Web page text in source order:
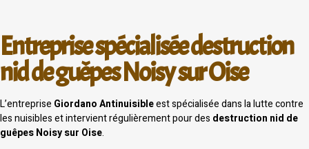
Entreprise spécialisée destruction
nid de guêpes Noisy sur Oise
L’entreprise Giordano Antinuisibleest spécialisée dans la lutte contre
les nuisibles et intervient régulièrement pour des destruction nid de
guêpes Noisy sur Oise.